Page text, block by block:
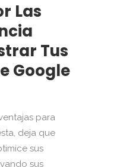
Las
Tus
Google
para
deja que
sus
sus